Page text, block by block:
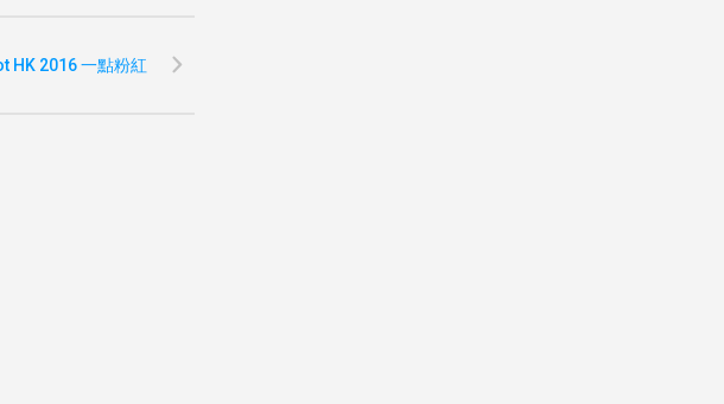
HK 2016 一點粉紅